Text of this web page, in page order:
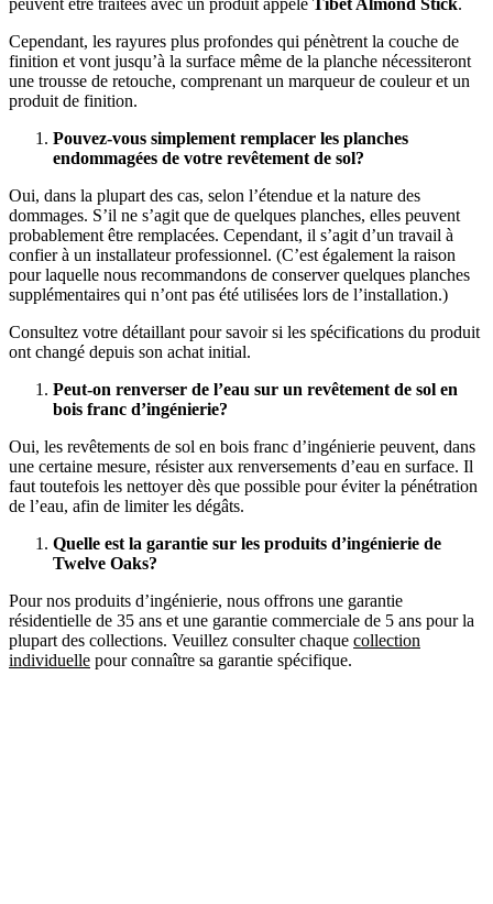
peuvent être traitées avec un produit appelé Tibet Almond Stick.
Cependant, les rayures plus profondes qui pénètrent la couche de
finition et vont jusqu’à la surface même de la planche nécessiteront
une trousse de retouche, comprenant un marqueur de couleur et un
produit de finition.
Pouvez-vous simplement remplacer les planches
endommagées de votre revêtement de sol?
Oui, dans la plupart des cas, selon l’étendue et la nature des
dommages. S’il ne s’agit que de quelques planches, elles peuvent
probablement être remplacées. Cependant, il s’agit d’un travail à
confier à un installateur professionnel. (C’est également la raison
pour laquelle nous recommandons de conserver quelques planches
supplémentaires qui n’ont pas été utilisées lors de l’installation.)
Consultez votre détaillant pour savoir si les spécifications du produit
ont changé depuis son achat initial.
Peut-on renverser de l’eau sur un revêtement de sol en
bois franc d’ingénierie?
Oui, les revêtements de sol en bois franc d’ingénierie peuvent, dans
une certaine mesure, résister aux renversements d’eau en surface. Il
faut toutefois les nettoyer dès que possible pour éviter la pénétration
de l’eau, afin de limiter les dégâts.
Quelle est la garantie sur les produits d’ingénierie de
Twelve Oaks?
Pour nos produits d’ingénierie, nous offrons une garantie
résidentielle de 35 ans et une garantie commerciale de 5 ans pour la
plupart des collections. Veuillez consulter chaque collection
individuelle pour connaître sa garantie spécifique.